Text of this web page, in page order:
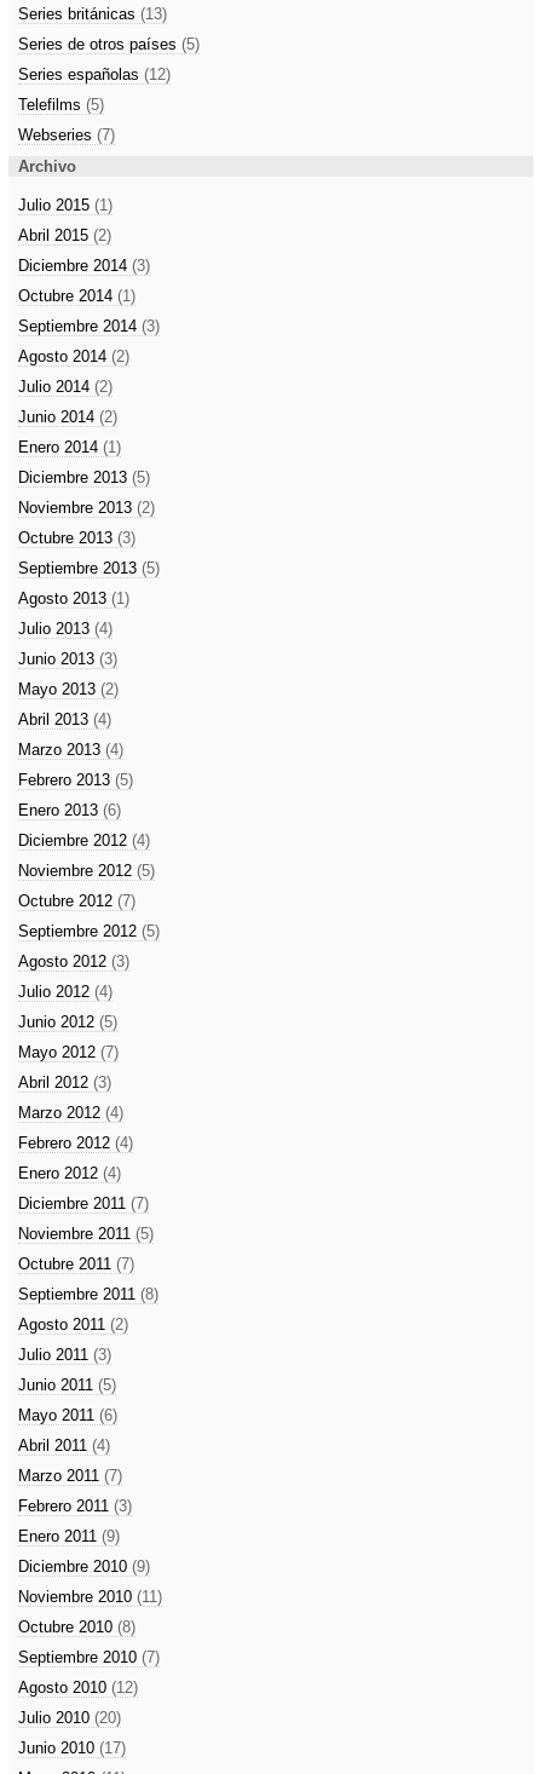
Series británicas (13)
Series de otros países (5)
Series españolas (12)
Telefilms (5)
Webseries (7)
Archivo
Julio 2015 (1)
Abril 2015 (2)
Diciembre 2014 (3)
Octubre 2014 (1)
Septiembre 2014 (3)
Agosto 2014 (2)
Julio 2014 (2)
Junio 2014 (2)
Enero 2014 (1)
Diciembre 2013 (5)
Noviembre 2013 (2)
Octubre 2013 (3)
Septiembre 2013 (5)
Agosto 2013 (1)
Julio 2013 (4)
Junio 2013 (3)
Mayo 2013 (2)
Abril 2013 (4)
Marzo 2013 (4)
Febrero 2013 (5)
Enero 2013 (6)
Diciembre 2012 (4)
Noviembre 2012 (5)
Octubre 2012 (7)
Septiembre 2012 (5)
Agosto 2012 (3)
Julio 2012 (4)
Junio 2012 (5)
Mayo 2012 (7)
Abril 2012 (3)
Marzo 2012 (4)
Febrero 2012 (4)
Enero 2012 (4)
Diciembre 2011 (7)
Noviembre 2011 (5)
Octubre 2011 (7)
Septiembre 2011 (8)
Agosto 2011 (2)
Julio 2011 (3)
Junio 2011 (5)
Mayo 2011 (6)
Abril 2011 (4)
Marzo 2011 (7)
Febrero 2011 (3)
Enero 2011 (9)
Diciembre 2010 (9)
Noviembre 2010 (11)
Octubre 2010 (8)
Septiembre 2010 (7)
Agosto 2010 (12)
Julio 2010 (20)
Junio 2010 (17)